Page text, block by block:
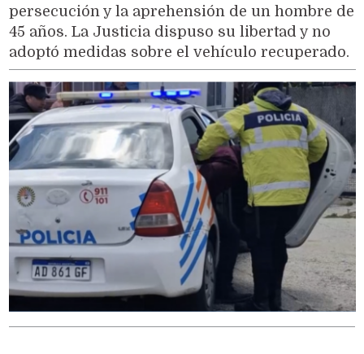
persecución y la aprehensión de un hombre de
45 años. La Justicia dispuso su libertad y no
adoptó medidas sobre el vehículo recuperado.